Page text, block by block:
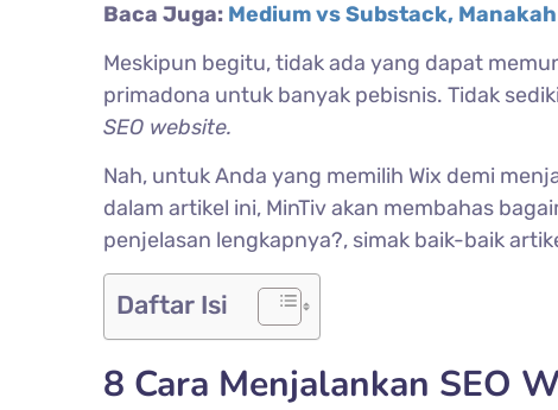
Baca Juga: Medium vs Substack,
Meskipun begitu, tidak ada yang dapat
primadona untuk banyak pebisnis. Tidak
SEO website.
Nah, untuk Anda yang memilih Wix demi
dalam artikel ini, MinTiv akan membahas
penjelasan lengkapnya?, simak baik-baik
Daftar Isi
8 Cara Menjalankan SEO